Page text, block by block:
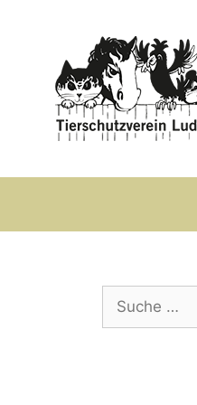
Suche
nach: